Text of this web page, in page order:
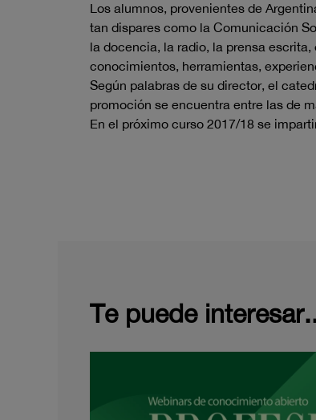
Los alumnos, provenientes de
tan dispares como la Comunicación
la docencia, la radio, la prensa
conocimientos, herramientas,
Según palabras de su director, el
promoción se encuentra entre las de
En el próximo curso 2017/18 se
Te puede